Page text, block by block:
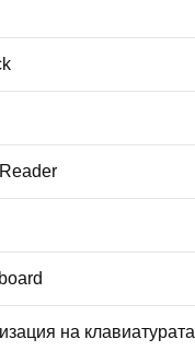
на клавиатурата